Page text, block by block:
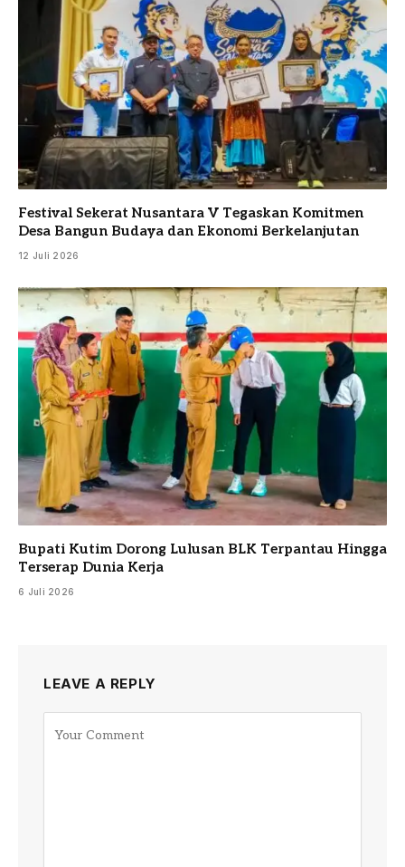
Festival Sekerat Nusantara V Tegaskan Komitmen
Desa Bangun Budaya dan Ekonomi Berkelanjutan
12 Juli 2026
Bupati Kutim Dorong Lulusan BLK Terpantau Hingga
Terserap Dunia Kerja
6 Juli 2026
LEAVE A REPLY